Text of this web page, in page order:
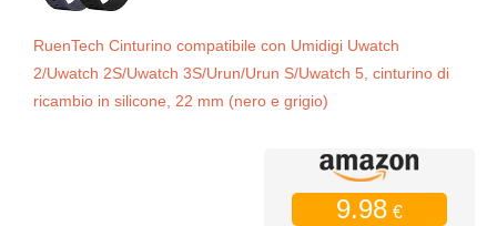
RuenTech Cinturino compatibile con Umidigi Uwatch
2/Uwatch 2S/Uwatch 3S/Urun/Urun S/Uwatch 5, cinturino di
ricambio in silicone, 22 mm (nero e grigio)
9.98 €